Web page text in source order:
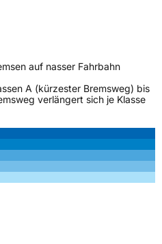
auf nasser Fahrbahn
A (kürzester Bremsweg) bis
verlängert sich je Klasse